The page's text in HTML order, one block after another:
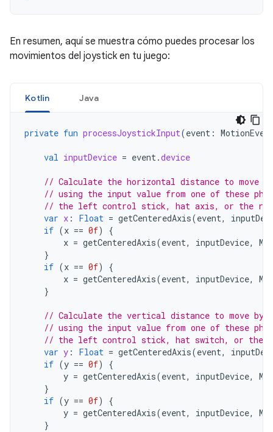
En resumen, aquí se muestra cómo puedes procesar los
movimientos del joystick en tu juego:
Kotlin Java
private fun processJoystickInput(event :
val inputDevice = event.device
// Calculate the horizontal distance to move by
// using the input value from one of these
// the left control stick, hat axis, or the
var x : Float = getCenteredAxis(event,
if (x == 0f)
{
x = getCenteredAxis(event, inputDevice,
}
if (x == 0f)
{
x = getCenteredAxis(event, inputDevice,
}
// Calculate the vertical distance to move by
// using the input value from one of these
// the left control stick, hat switch, or the
var y : Float = getCenteredAxis(event,
if (y == 0f)
{
y = getCenteredAxis(event, inputDevice,
}
if (y == 0f)
{
y = getCenteredAxis(event, inputDevice,
}